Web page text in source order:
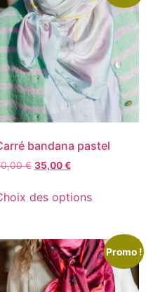
bandana pastel
€ 35,00€
des options
Promo !